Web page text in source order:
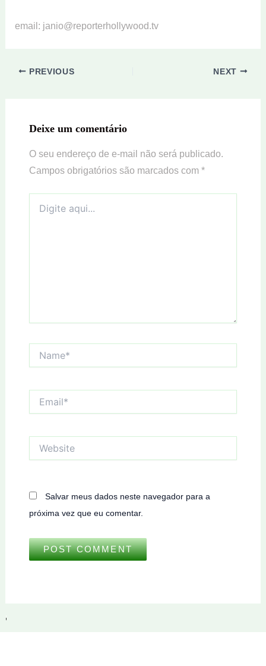
email: janio@reporterhollywood.tv
PREVIOUS NEXT
Deixe um comentário
O seu endereço de e-mail não será publicado.
Campos obrigatórios são marcados com *
aqui...
Salvar meus dados neste navegador para a
próxima vez que eu comentar.